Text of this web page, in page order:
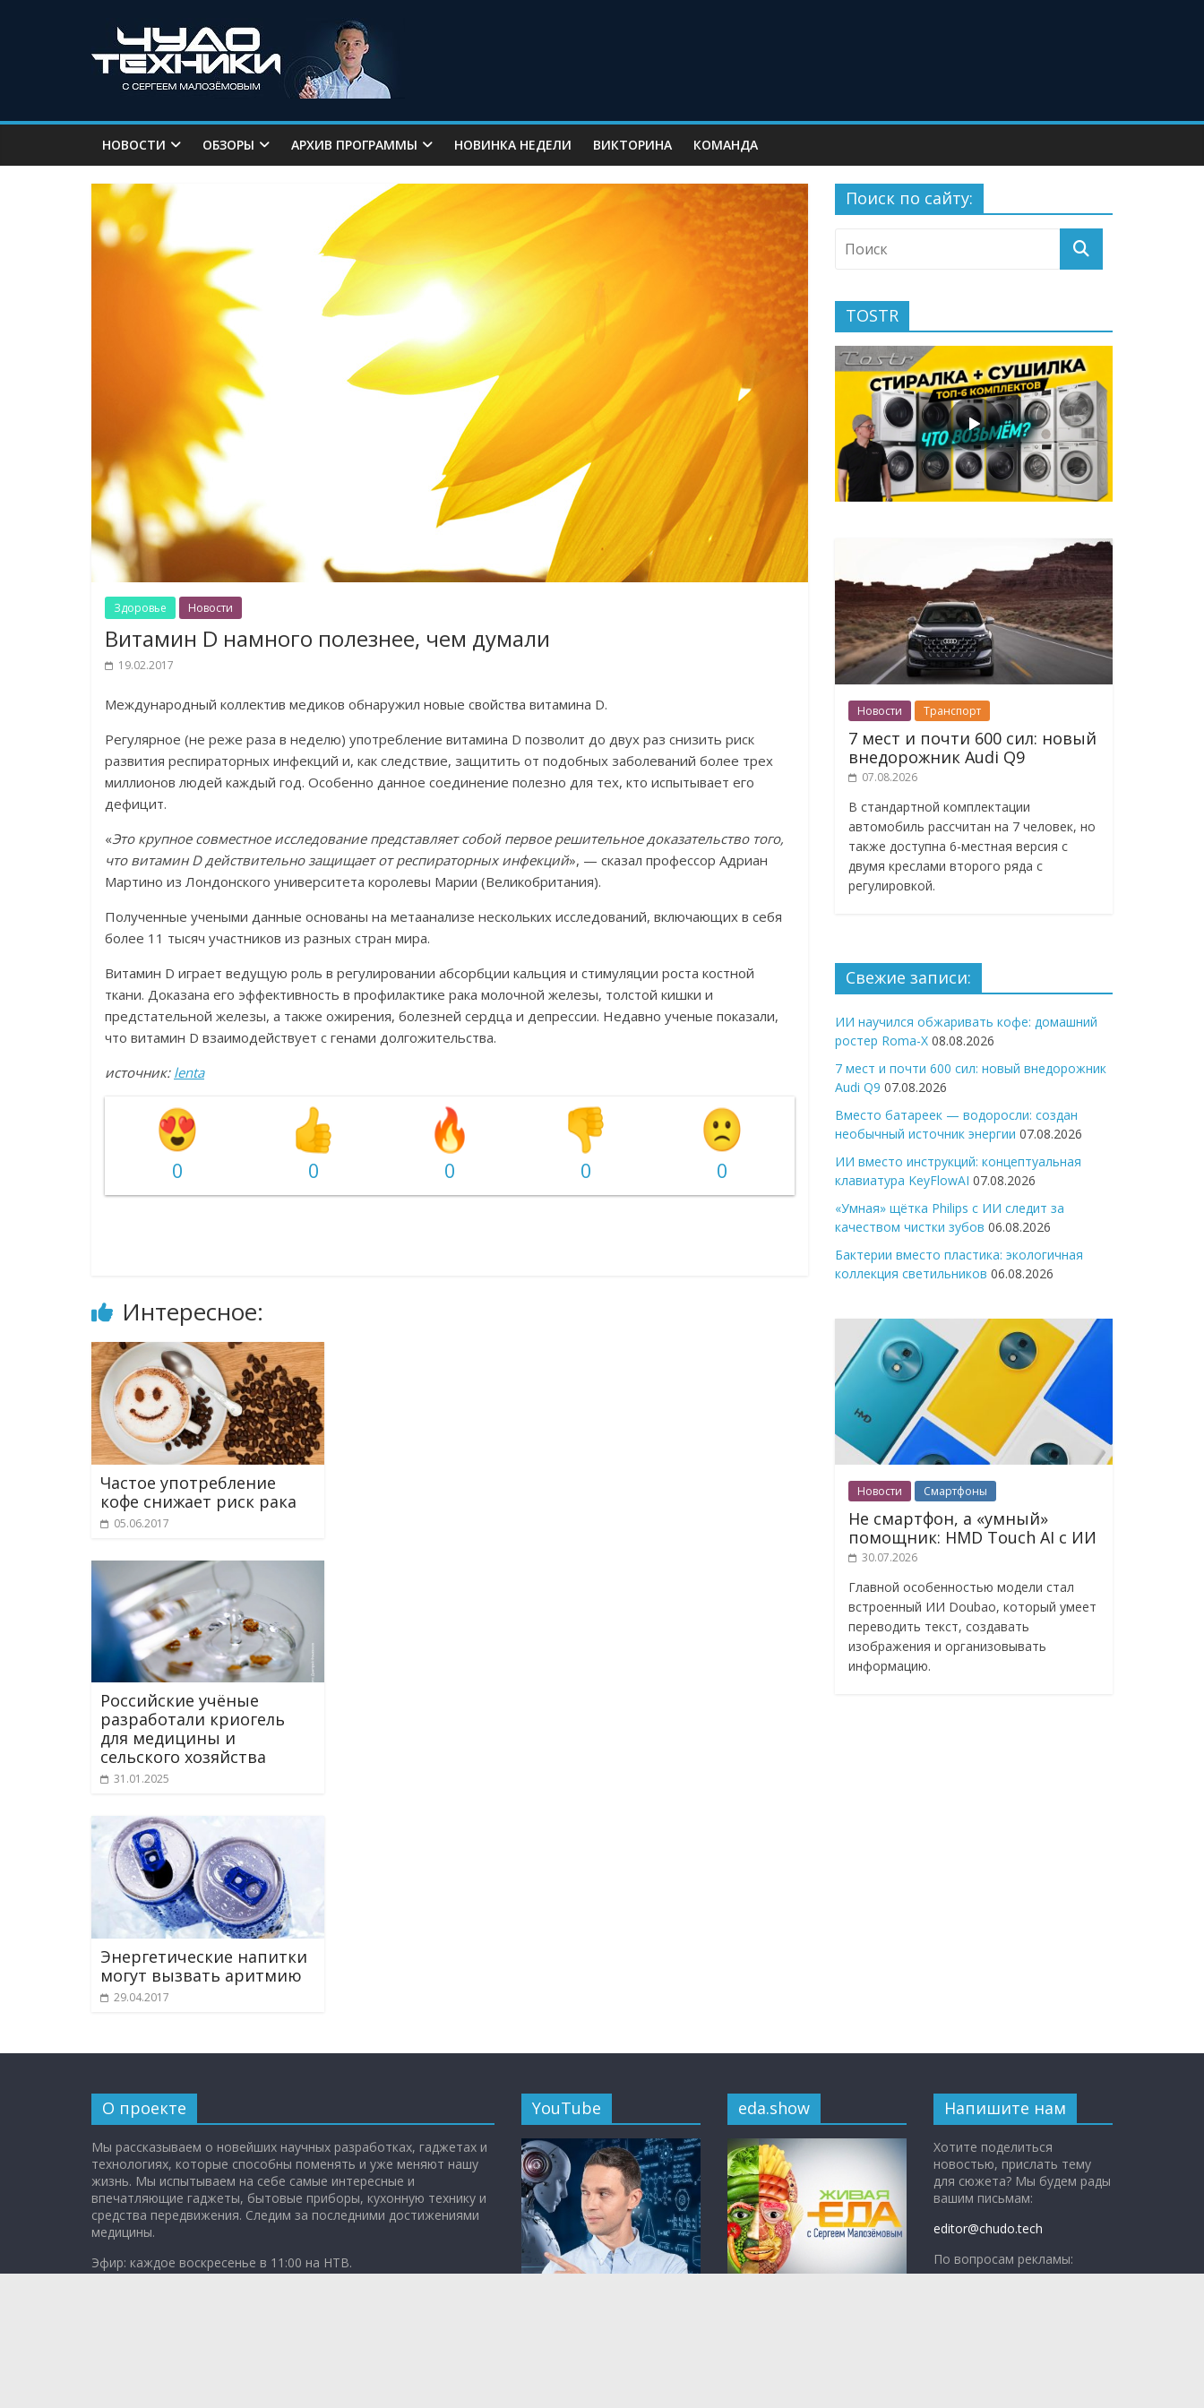
НОВОСТИ ОБЗОРЫ АРХИВ ПРОГРАММЫ НОВИНКА НЕДЕЛИ ВИКТОРИНА КОМАНДА
Здоровье Новости
Витамин D намного полезнее, чем думали
19.02.2017
Международный коллектив медиков обнаружил новые свойства витамина D.
Регулярное (не реже раза в неделю) употребление витамина D позволит до двух раз снизить риск
развития респираторных инфекций и, как следствие, защитить от подобных заболеваний более трех
миллионов людей каждый год. Особенно данное соединение полезно для тех, кто испытывает его
дефицит.
«Это крупное совместное исследование представляет собой первое решительное доказательство того,
что витамин D действительно защищает от респираторных инфекций», — сказал профессор Адриан
Мартино из Лондонского университета королевы Марии (Великобритания).
Полученные учеными данные основаны на метаанализе нескольких исследований, включающих в себя
более 11 тысяч участников из разных стран мира.
Витамин D играет ведущую роль в регулировании абсорбции кальция и стимуляции роста костной
ткани. Доказана его эффективность в профилактике рака молочной железы, толстой кишки и
предстательной железы, а также ожирения, болезней сердца и депрессии. Недавно ученые показали,
что витамин D взаимодействует с генами долгожительства.
источник: lenta
0 0 0 0 0
Интересное:
Частое употребление
кофе снижает риск рака
05.06.2017
Российские учёные
разработали криогель
для медицины и
сельского хозяйства
31.01.2025
Энергетические напитки
могут вызвать аритмию
29.04.2017
Поиск по сайту:
TOSTR
Новости Транспорт
7 мест и почти 600 сил: новый
внедорожник Audi Q9
07.08.2026
В стандартной комплектации
автомобиль рассчитан на 7 человек, но
также доступна 6-местная версия с
двумя креслами второго ряда с
регулировкой.
Свежие записи:
ИИ научился обжаривать кофе: домашний
ростер Roma-X 08.08.2026
7 мест и почти 600 сил: новый внедорожник
Audi Q9 07.08.2026
Вместо батареек — водоросли: создан
необычный источник энергии 07.08.2026
ИИ вместо инструкций: концептуальная
клавиатура KeyFlowAI 07.08.2026
«Умная» щётка Philips с ИИ следит за
качеством чистки зубов 06.08.2026
Бактерии вместо пластика: экологичная
коллекция светильников 06.08.2026
Новости Смартфоны
Не смартфон, а «умный»
помощник: HMD Touch AI с ИИ
30.07.2026
Главной особенностью модели стал
встроенный ИИ Doubao, который умеет
переводить текст, создавать
изображения и организовывать
информацию.
О проекте
Мы рассказываем о новейших научных разработках, гаджетах и
технологиях, которые способны поменять и уже меняют нашу
жизнь. Мы испытываем на себе самые интересные и
впечатляющие гаджеты, бытовые приборы, кухонную технику и
средства передвижения. Следим за последними достижениями
медицины.
Эфир: каждое воскресенье в 11:00 на НТВ.
YouTube eda.show Напишите нам
Хотите поделиться
новостью, прислать тему
для сюжета? Мы будем рады
вашим письмам:
editor@chudo.tech
По вопросам рекламы: